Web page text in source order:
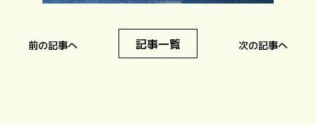
前の記事へ 記事一覧 次の記事へ